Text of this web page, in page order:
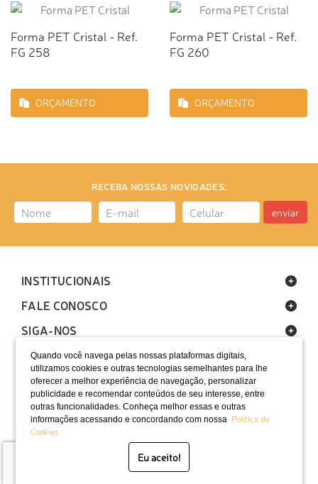
Quando você navega pelas nossas plataformas digitais,
utilizamos cookies e outras tecnologias semelhantes para lhe
oferecer a melhor experiência de navegação, personalizar
publicidade e recomendar conteúdos de seu interesse, entre
outras funcionalidades. Conheça melhor essas e outras
informações acessando e concordando com nossa Política de
Cookies
Eu aceito!
Forma PET Cristal - Ref.
FG 258
ORÇAMENTO
Forma PET Cristal - Ref.
FG 260
ORÇAMENTO
RECEBA NOSSAS NOVIDADES:
enviar
INSTITUCIONAIS
FALE CONOSCO
SIGA-NOS
LOCALIZAÇÃO